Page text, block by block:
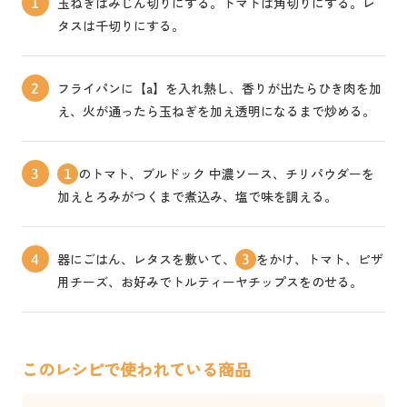
このレシピで使われている商品
タスは千切りにする。
2
フライパンに【a】を入れ熱し、香りが出たらひき肉を加
え、火が通ったら玉ねぎを加え透明になるまで炒める。
3 1 のトマト、ブルドック 中濃ソース、チリパウダーを
加えとろみがつくまで煮込み、塩で味を調える。
4 器にごはん、レタスを敷いて、 3 をかけ、トマト、ピザ
用チーズ、お好みでトルティーヤチップスをのせる。